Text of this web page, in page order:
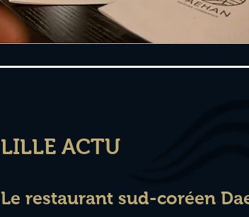
Le restaurant sud-coréen
LILLE ACTU